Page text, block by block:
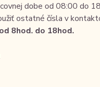
dobe od 08:00 do
ostatné čísla v
8hod. do 18hod.